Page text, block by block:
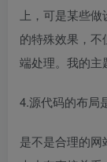
上，可是某些
的特殊效果，
端处理。我的主
4.源代码的布局
是不是合理的